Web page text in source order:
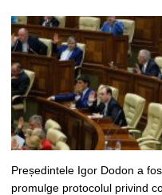
Președintele Igor Dodon a
promulge protocolul privind